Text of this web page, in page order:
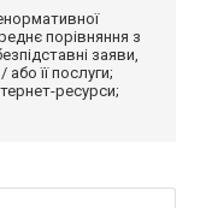
порівняння з
заяви,
її послуги;
ресурси;